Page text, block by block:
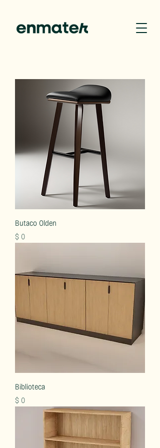
Butaco Olden
Precio
$ 0
Biblioteca
Precio
$ 0